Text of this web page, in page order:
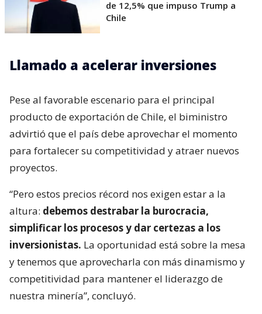
de 12,5% que impuso Trump a
Chile
Llamado a acelerar inversiones
Pese al favorable escenario para el principal
producto de exportación de Chile, el biministro
advirtió que el país debe aprovechar el momento
para fortalecer su competitividad y atraer nuevos
proyectos.
“Pero estos precios récord nos exigen estar a la
altura: debemos destrabar la burocracia,
simplificar los procesos y dar certezas a los
inversionistas. La oportunidad está sobre la mesa
y tenemos que aprovecharla con más dinamismo y
competitividad para mantener el liderazgo de
nuestra minería”, concluyó.